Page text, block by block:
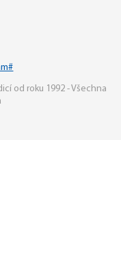
od roku 1992 - Všechna